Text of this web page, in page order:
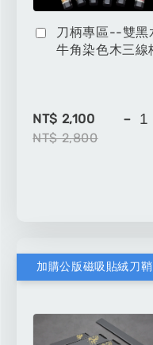
刀柄專區--雙黑
牛角染色木三線
NT$ 2,100
NT$ 2,800
-
加購公版磁吸貼絨刀